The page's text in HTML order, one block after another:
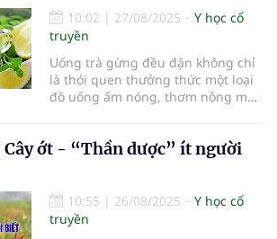
cấp nhiều dưỡng chất quý giá.
10:02 | 27/08/2025
Y học cổ
truyền
Uống trà gừng đều đặn không chỉ
là thói quen thưởng thức một loại
đồ uống ấm nóng, thơm nồng mà
đối với sức khỏe. Từ lâu, gừng đã
ớt - “Thần dược” ít người
10:55 | 26/08/2025
Y học cổ
truyền